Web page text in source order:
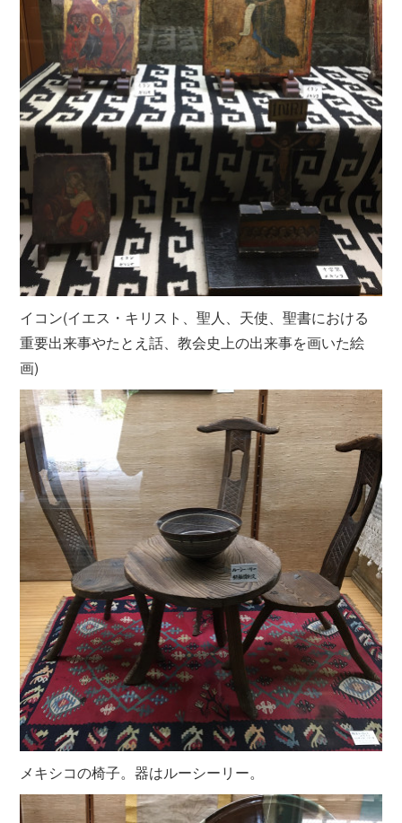
イコン(イエス・キリスト、聖人、天使、聖書における
重要出来事やたとえ話、教会史上の出来事を画いた絵
画)
メキシコの椅子。器はルーシーリー。